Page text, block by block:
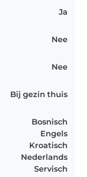
Ja
Nee
Nee
Bij gezin thuis
Bosnisch
Engels
Kroatisch
Nederlands
Servisch